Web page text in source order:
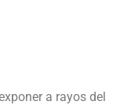
a rayos del